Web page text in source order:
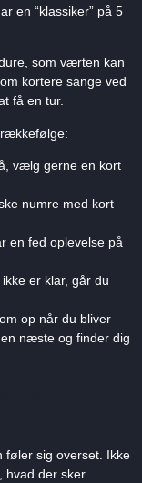
en “klassiker” på 5
som værten kan
kortere sange ved
få en tur.
vælg gerne en kort
numre med kort
en fed oplevelse på
er klar, går du
op når du bliver
næste og finder dig
føler sig overset. Ikke
hvad der sker.